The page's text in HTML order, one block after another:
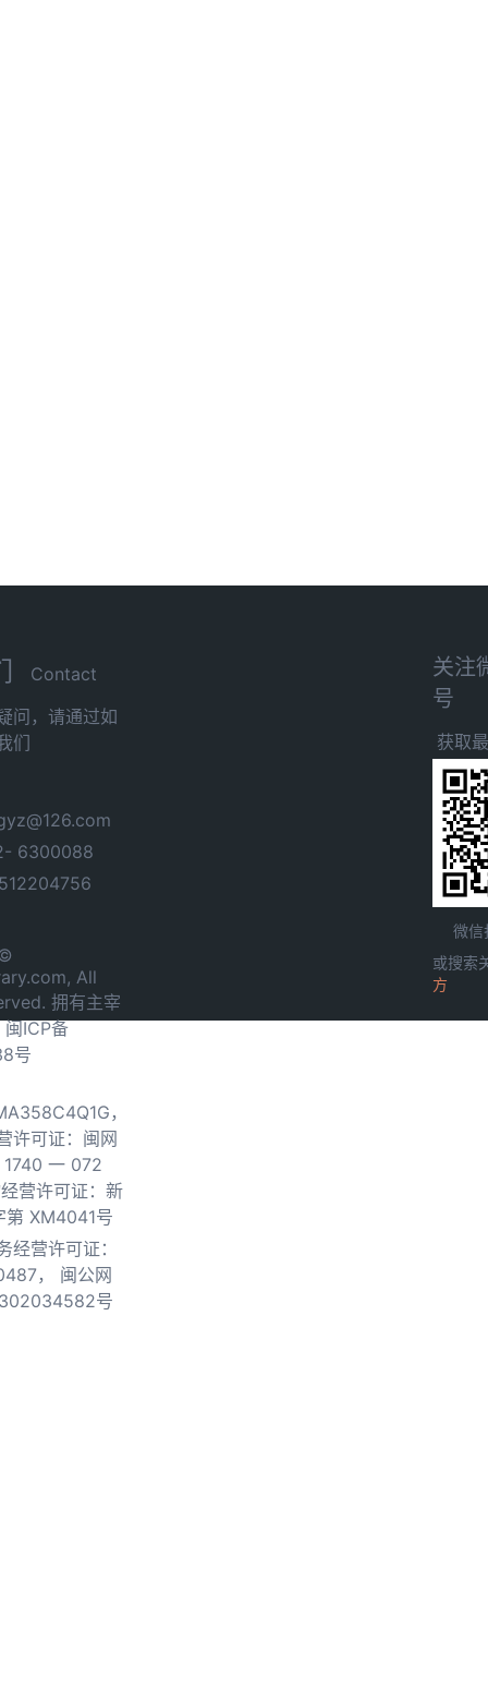
Contact
问，请通过如
们
6300088
All
拥有主宰
闽ICP备
号
，
许可证：闽网
一 072
营许可证：新
第 XM4041号
经营许可证：
，
闽公网
号
关注
号
获取
微信
或搜索
方